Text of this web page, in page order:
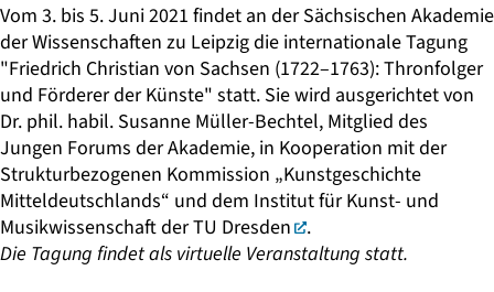
Vom 3. bis 5. Juni 2021 findet an der Sächsischen Akademie
der Wissenschaften zu Leipzig die internationale Tagung
"Friedrich Christian von Sachsen (1722–1763): Thronfolger
und Förderer der Künste" statt. Sie wird ausgerichtet von
Dr. phil. habil. Susanne Müller-Bechtel, Mitglied des
Jungen Forums der Akademie, in Kooperation mit der
Strukturbezogenen Kommission „Kunstgeschichte
Mitteldeutschlands“ und dem Institut für Kunst- und
Musikwissenschaft der TU Dresden
.
Die Tagung findet als virtuelle Veranstaltung statt.